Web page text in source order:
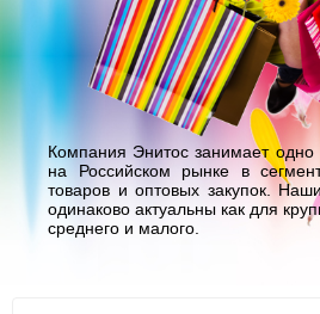
Компания Энитос занимает
на Российском рынке в
товаров и оптовых закупок.
одинаково актуальны как для
среднего и малого.